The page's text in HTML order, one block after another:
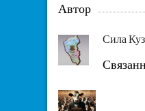
Автор
Сила